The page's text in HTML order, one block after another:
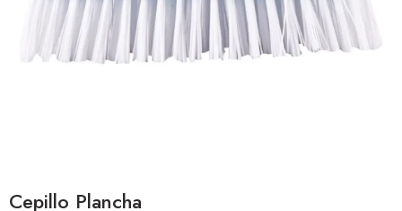
Cepillo Plancha